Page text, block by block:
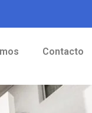
Contacto